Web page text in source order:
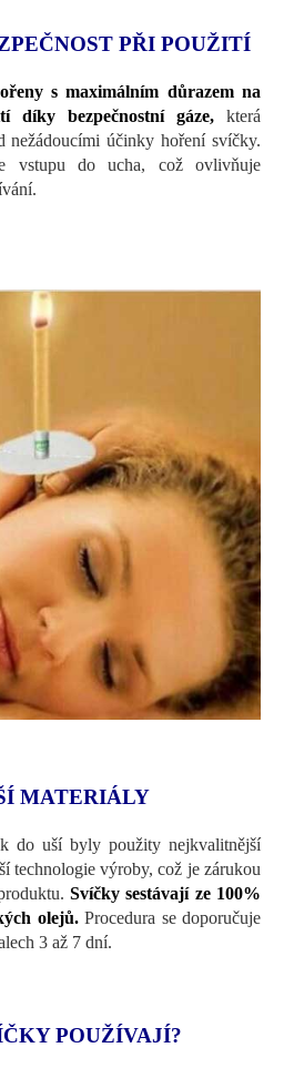
PŘI POUŽITÍ
s maximálním důrazem na
díky bezpečnostní gáze, která
nežádoucími účinky hoření svíčky.
vstupu do ucha, což ovlivňuje
MATERIÁLY
do uší byly použity nejkvalitnější
technologie výroby, což je zárukou
Svíčky sestávají ze 100%
olejů. Procedura se doporučuje
3 až 7 dní.
POUŽÍVAJÍ?